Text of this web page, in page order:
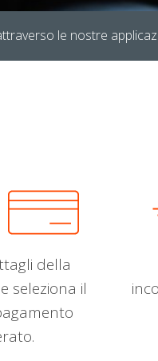
le nostre
della
seleziona il